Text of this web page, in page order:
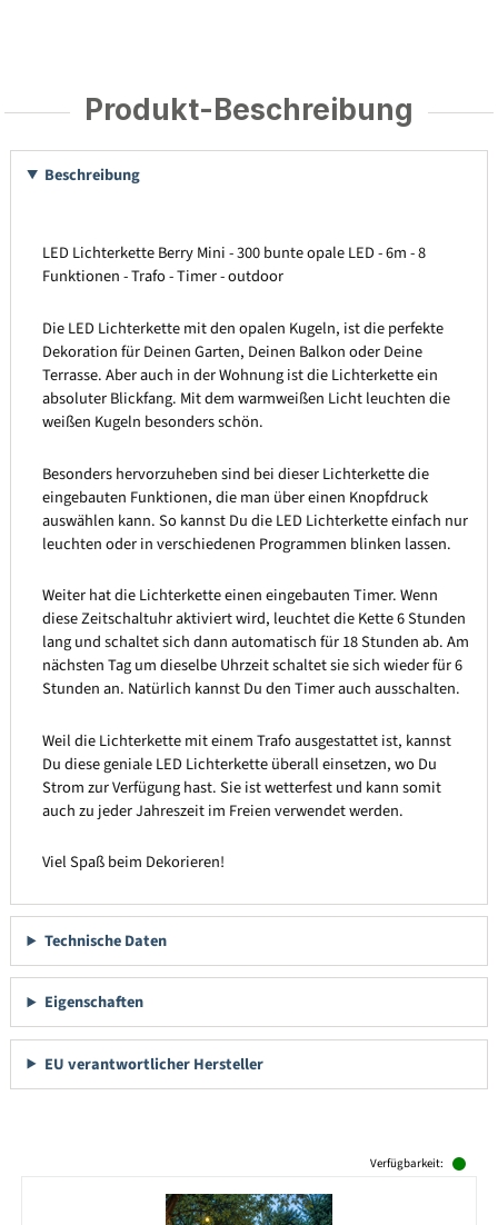
Produkt-Beschreibung
Beschreibung
LED Lichterkette Berry Mini - 300 bunte opale LED - 6m - 8
Funktionen - Trafo - Timer - outdoor
Die LED Lichterkette mit den opalen Kugeln, ist die perfekte
Dekoration für Deinen Garten, Deinen Balkon oder Deine
Terrasse. Aber auch in der Wohnung ist die Lichterkette ein
absoluter Blickfang. Mit dem warmweißen Licht leuchten die
weißen Kugeln besonders schön.
Besonders hervorzuheben sind bei dieser Lichterkette die
eingebauten Funktionen, die man über einen Knopfdruck
auswählen kann. So kannst Du die LED Lichterkette einfach nur
leuchten oder in verschiedenen Programmen blinken lassen.
Weiter hat die Lichterkette einen eingebauten Timer. Wenn
diese Zeitschaltuhr aktiviert wird, leuchtet die Kette 6 Stunden
lang und schaltet sich dann automatisch für 18 Stunden ab. Am
nächsten Tag um dieselbe Uhrzeit schaltet sie sich wieder für 6
Stunden an. Natürlich kannst Du den Timer auch ausschalten.
Weil die Lichterkette mit einem Trafo ausgestattet ist, kannst
Du diese geniale LED Lichterkette überall einsetzen, wo Du
Strom zur Verfügung hast. Sie ist wetterfest und kann somit
auch zu jeder Jahreszeit im Freien verwendet werden.
Viel Spaß beim Dekorieren!
Technische Daten
Eigenschaften
EU verantwortlicher Hersteller
Verfügbarkeit: